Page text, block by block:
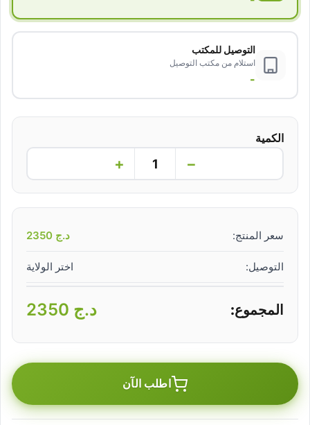
التوصيل للمكتب
استلام من مكتب التوصيل
-
الكمية
−
+
سعر المنتج: د.ج
التوصيل: اختر الولاية
المجموع: د.ج
اطلب الآن